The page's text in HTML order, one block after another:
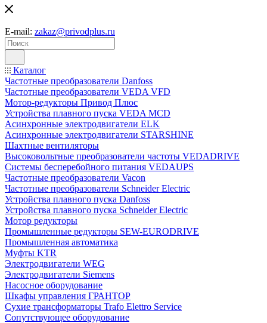
E-mail: zakaz@privodplus.ru
Каталог
Частотные преобразователи Danfoss
Частотные преобразователи VEDA VFD
Мотор-редукторы Привод Плюс
Устройства плавного пуска VEDA MCD
Асинхронные электродвигатели ELK
Асинхронные электродвигатели STARSHINE
Шахтные вентиляторы
Высоковольтные преобразователи частоты VEDADRIVE
Системы бесперебойного питания VEDAUPS
Частотные преобразователи Vacon
Частотные преобразователи Schneider Electric
Устройства плавного пуска Danfoss
Устройства плавного пуска Schneider Electric
Мотор редукторы
Промышленные редукторы SEW-EURODRIVE
Промышленная автоматика
Муфты KTR
Электродвигатели WEG
Электродвигатели Siemens
Насосное оборудование
Шкафы управления ГРАНТОР
Сухие трансформаторы Trafo Elettro Service
Сопутствующее оборудование